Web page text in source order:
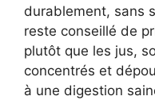
durablement, sans
reste conseillé de
plutôt que les jus,
concentrés et
à une digestion